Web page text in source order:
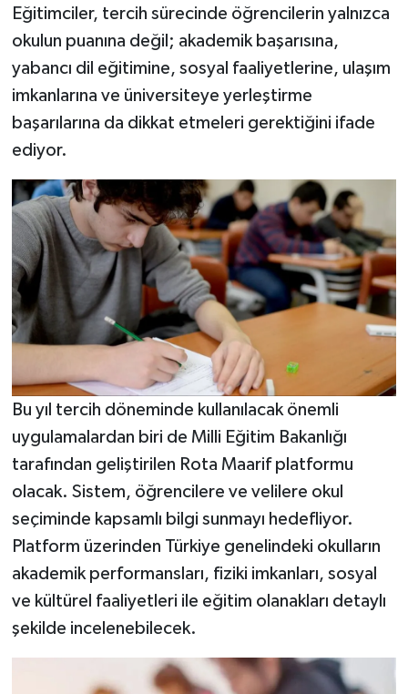
Eğitimciler, tercih sürecinde öğrencilerin yalnızca
okulun puanına değil; akademik başarısına,
yabancı dil eğitimine, sosyal faaliyetlerine, ulaşım
imkanlarına ve üniversiteye yerleştirme
başarılarına da dikkat etmeleri gerektiğini ifade
ediyor.
Bu yıl tercih döneminde kullanılacak önemli
uygulamalardan biri de Milli Eğitim Bakanlığı
tarafından geliştirilen Rota Maarif platformu
olacak. Sistem, öğrencilere ve velilere okul
seçiminde kapsamlı bilgi sunmayı hedefliyor.
Platform üzerinden Türkiye genelindeki okulların
akademik performansları, fiziki imkanları, sosyal
ve kültürel faaliyetleri ile eğitim olanakları detaylı
şekilde incelenebilecek.